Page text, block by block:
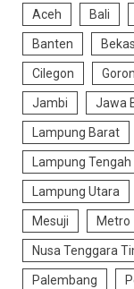
Aceh Bali
Banten
Cilegon
Jambi Jawa
Lampung Barat
Lampung Tengah
Lampung Utara
Mesuji Metro
Nusa Tenggara
Palembang